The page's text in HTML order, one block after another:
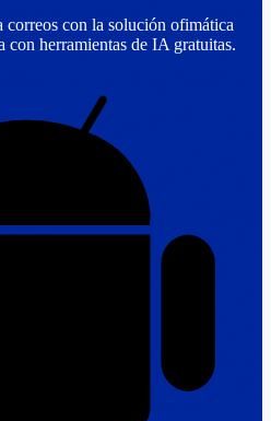
correos con la solución ofimática
herramientas de IA gratuitas.